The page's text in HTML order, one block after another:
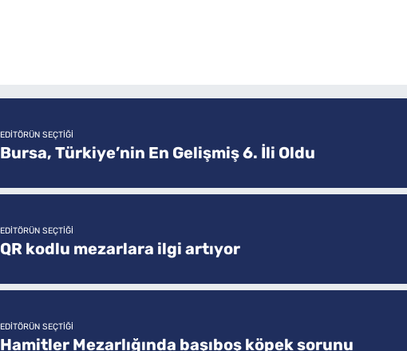
EDITÖRÜN SEÇTIĞI
Bursa, Türkiye’nin En Gelişmiş 6. İli Oldu
EDITÖRÜN SEÇTIĞI
QR kodlu mezarlara ilgi artıyor
EDITÖRÜN SEÇTIĞI
Hamitler Mezarlığında başıboş köpek sorunu